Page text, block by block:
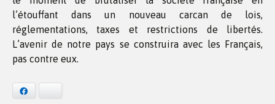
l’étouffant dans un nouveau carcan de lois,
réglementations, taxes et restrictions de libertés.
L’avenir de notre pays se construira avec les Français,
pas contre eux.